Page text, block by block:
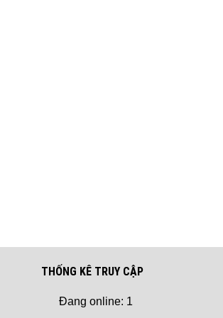
THỐNG KÊ TRUY CẬP
Đang online: 1